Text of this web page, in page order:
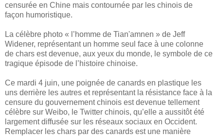
censurée en Chine mais contournée par les chinois de
façon humoristique.
La célèbre photo « l’homme de Tian'amnen » de Jeff
Widener, représentant un homme seul face à une colonne
de chars est devenue, aux yeux du monde, le symbole de ce
tragique épisode de l’histoire chinoise.
Ce mardi 4 juin, une poignée de canards en plastique les
uns derrière les autres et représentant la résistance face à la
censure du gouvernement chinois est devenue tellement
célèbre sur Weibo, le Twitter chinois, qu’elle a aussitôt été
largement diffusée sur les réseaux sociaux en Occident.
Remplacer les chars par des canards est une manière